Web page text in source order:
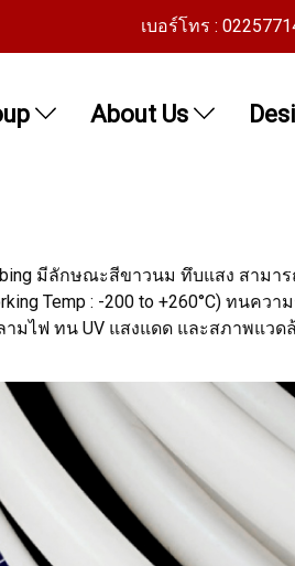
เบอร์โทร :
About Us
มีลักษณะสีขาวนม ทึบแสง สามา
Temp : -200 to +260°C) ทนควา
มไฟ ทน UV แสงแดด และสภาพแว